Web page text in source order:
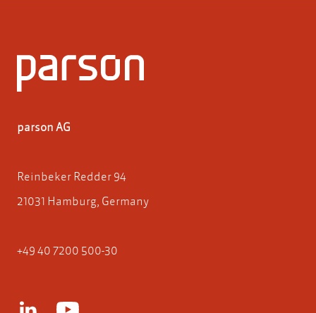
parson AG
Reinbeker Redder 94
21031 Hamburg, Germany
+49 40 7200 500-30